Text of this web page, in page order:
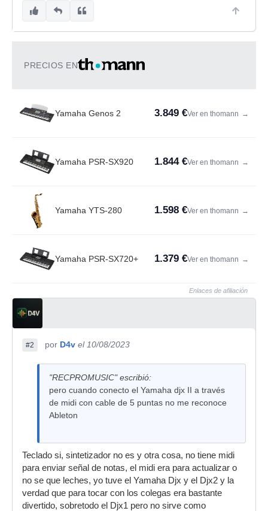
PRECIOS EN
Yamaha Genos 2 3.849 €Ver en thomann →
Yamaha PSR-SX920 1.844 €Ver en thomann →
Yamaha YTS-280 1.598 €Ver en thomann →
Yamaha PSR-SX720+ 1.379 €Ver en thomann →
Enlaces de afiliación
#2 por D4v el 10/08/2023
"RECPROMUSIC" escribió:
pero cuando conecto el Yamaha djx II a través
de midi con cable de 5 puntas no me reconoce
Ableton
Teclado si, sintetizador no es y otra cosa, no tiene midi
para enviar señal de notas, el midi era para actualizar o
no se que leches, yo tuve el Yamaha Djx y el Djx2 y la
verdad que para tocar con los colegas era bastante
divertido, sobretodo el Djx1 pero no sirve como